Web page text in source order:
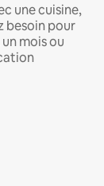
une cuisine,
besoin pour
mois ou